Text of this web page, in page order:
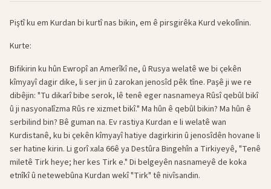
Piştî ku em Kurdan bi kurtî nas bikin, em ê pirsgirêka Kurd vekolînin.
Kurte:
Bifikirin ku hûn Ewropî an Amerîkî ne, û Rusya welatê we bi çekên
kîmyayî dagir dike, li ser jin û zarokan jenosîd pêk tîne. Paşê ji we re
dibêjin: "Tu dikarî bibe serok, lê tenê eger nasnameya Rûsî qebûl bikî
û ji nasyonalîzma Rûs re xizmet bikî." Ma hûn ê qebûl bikin? Ma hûn ê
serbilind bin? Bê guman na. Ev rastiya Kurdan e li welatê wan
Kurdistanê, ku bi çekên kîmyayî hatiye dagirkirin û jenosîdên hovane li
ser hatine kirin. Li gorî xala 66ê ya Destûra Bingehîn a Tirkiyeyê, "Tenê
miletê Tirk heye; her kes Tirk e." Di belgeyên nasnameyê de koka
etnîkî û netewebûna Kurdan wekî "Tirk" tê nivîsandin.